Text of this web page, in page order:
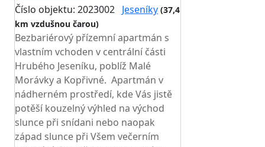
Číslo objektu: 2023002 Jeseníky (37,4
km vzdušnou čarou)
Bezbariérový přízemní apartmán s
vlastním vchoden v centrální části
Hrubého Jeseníku, poblíž Malé
Morávky a Kopřivné. Apartmán v
nádherném prostředí, kde Vás jistě
potěší kouzelný výhled na východ
slunce při snídani nebo naopak
západ slunce při Všem večerním